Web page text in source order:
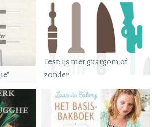
Test: ijs met guargom of
zonder